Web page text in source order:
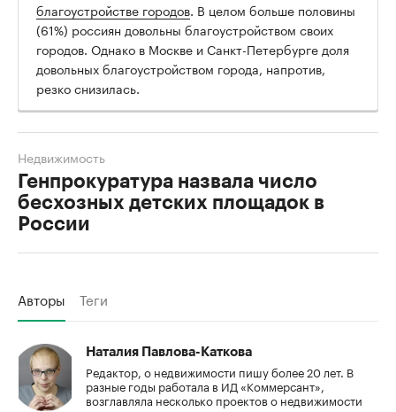
благоустройстве городов. В целом больше половины
(61%) россиян довольны благоустройством своих
городов. Однако в Москве и Санкт-Петербурге доля
довольных благоустройством города, напротив,
резко снизилась.
Генпрокуратура назвала число
бесхозных детских площадок в
России
Недвижимость
Авторы Теги
Наталия Павлова-Каткова
Редактор, о недвижимости пишу более 20 лет. В
разные годы работала в ИД «Коммерсант»,
возглавляла несколько проектов о недвижимости